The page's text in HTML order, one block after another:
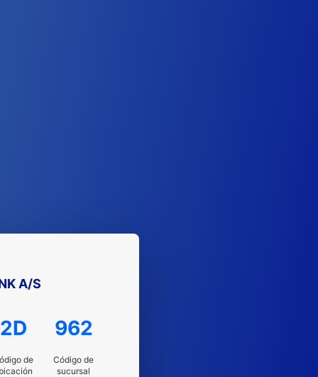
A/S
2D
de
962
Código de
sucursal